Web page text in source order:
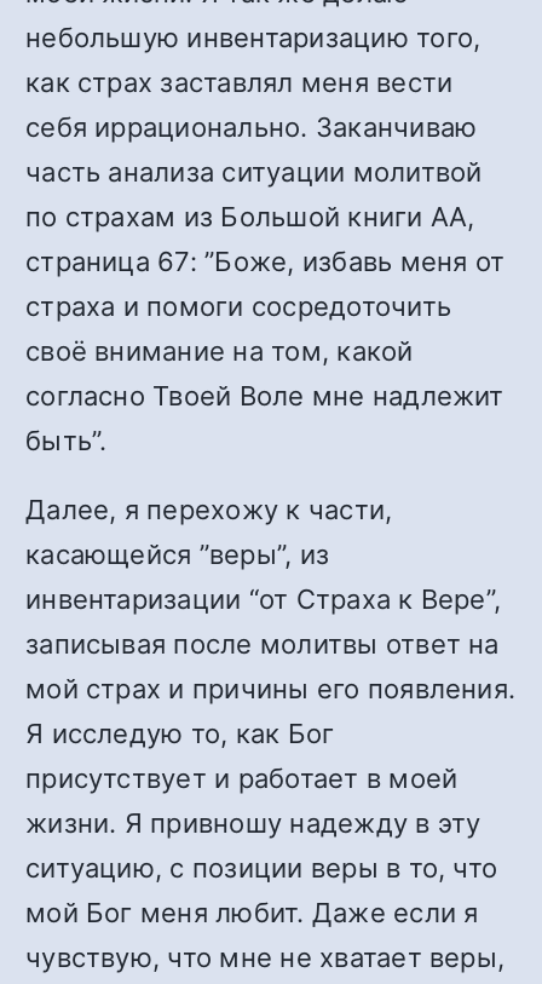
небольшую инвентаризацию того,
как страх заставлял меня вести
себя иррационально. Заканчиваю
часть анализа ситуации молитвой
по страхам из Большой книги АА,
страница 67: ”Боже, избавь меня от
страха и помоги сосредоточить
своё внимание на том, какой
согласно Твоей Воле мне надлежит
быть”.
Далее, я перехожу к части,
касающейся ”веры”, из
инвентаризации “от Страха к Вере”,
записывая после молитвы ответ на
мой страх и причины его появления.
Я исследую то, как Бог
присутствует и работает в моей
жизни. Я привношу надежду в эту
ситуацию, с позиции веры в то, что
мой Бог меня любит. Даже если я
чувствую, что мне не хватает веры,